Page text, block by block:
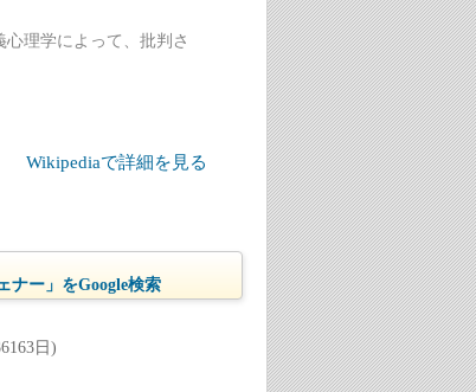
理学によって、批判さ
Wikipediaで詳細を見る
ナー」をGoogle検索
日)